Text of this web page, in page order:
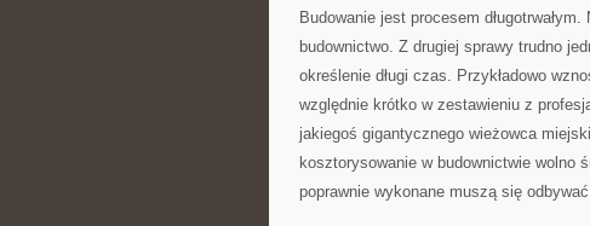
Budowanie jest procesem
budownictwo. Z drugiej sprawy trudno
określenie długi czas. Przykładowo
względnie krótko w zestawieniu z
jakiegoś gigantycznego wieżowca
kosztorysowanie w budownictwie wolno
poprawnie wykonane muszą się